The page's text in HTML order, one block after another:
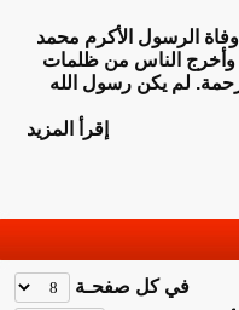
الرسول الأكرم محمد
الناس من ظلمات
لم يكن رسول الله
إقرأ المزيد
في كل صفحـة